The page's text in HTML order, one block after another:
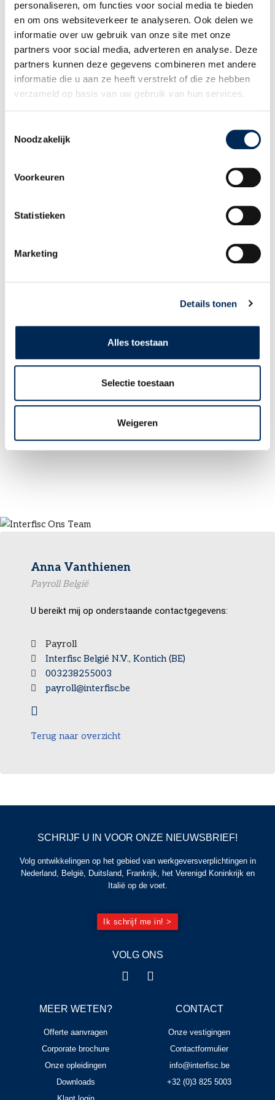
personaliseren, om functies voor social media te bieden
en om ons websiteverkeer te analyseren. Ook delen we
informatie over uw gebruik van onze site met onze
partners voor social media, adverteren en analyse. Deze
partners kunnen deze gegevens combineren met andere
informatie die u aan ze heeft verstrekt of die ze hebben
verzameld op basis van uw gebruik van hun services.
Noodzakelijk
Voorkeuren
Statistieken
Marketing
Details tonen
Alles toestaan
Selectie toestaan
Weigeren
WIE BENT U
Internationale werkgever
Werknemer
Adviseur en Partner
WIE ZIJN WIJ
Ons verhaal
Ons team
MEER WETEN
Thema overzicht
INFO@INTERFISC.BE
Anna Vanthienen
Payroll België
U bereikt mij op onderstaande contactgegevens:
Payroll
Interfisc België N.V., Kontich (BE)
003238255003
payroll@interfisc.be
Terug naar overzicht
CONTACT
Onze vestigingen
Contactformulier
info@interfisc.be
+32 (0)3 825 5003
MEER WETEN?
Offerte aanvragen
Corporate brochure
Onze opleidingen
Downloads
VOLG ONS
SCHRIJF U IN VOOR ONZE NIEUWSBRIEF!
Volg ontwikkelingen op het gebied van werkgeversverplichtingen in
Nederland, België, Duitsland, Frankrijk, het Verenigd Koninkrijk en
Italië op de voet.
Ik schrijf me in! >